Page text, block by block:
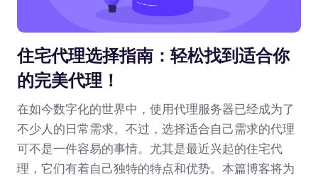
住宅代理选择指南：轻松找到适合你
的完美代理！
在如今数字化的世界中，使用代理服务器已经成为了
不少人的日常需求。不过，选择适合自己需求的代理
可不是一件容易的事情。尤其是最近兴起的住宅代
理，它们有着自己独特的特点和优势。本篇博客将为